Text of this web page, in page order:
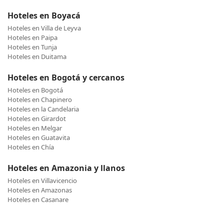
Hoteles en Boyacá
Hoteles en Villa de Leyva
Hoteles en Paipa
Hoteles en Tunja
Hoteles en Duitama
Hoteles en Bogotá y cercanos
Hoteles en Bogotá
Hoteles en Chapinero
Hoteles en la Candelaria
Hoteles en Girardot
Hoteles en Melgar
Hoteles en Guatavita
Hoteles en Chía
Hoteles en Amazonia y llanos
Hoteles en Villavicencio
Hoteles en Amazonas
Hoteles en Casanare